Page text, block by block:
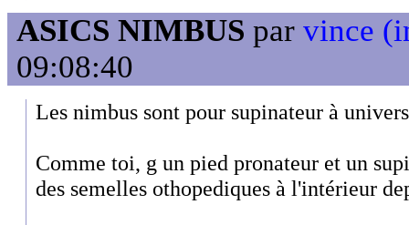
ASICS NIMBUS par vince
09:08:40
Les nimbus sont pour supinateur à
Comme toi, g un pied pronateur et un
des semelles othopediques à l'intérieur